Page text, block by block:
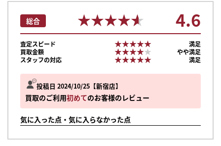
投稿日 2024/10/25 新宿店
買取のご利用初めてのお客様のレビュー
気に入った点・気に入らなかった点
総合 ★★★★★
★★★★★ 4.6
査定スピード ★★★★★
★★★★★
満足
買取金額
★★★★★
★★★★★
やや満足
スタッフの対応
★★★★★
★★★★★ 満足